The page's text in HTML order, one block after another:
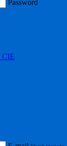
Password
CIE